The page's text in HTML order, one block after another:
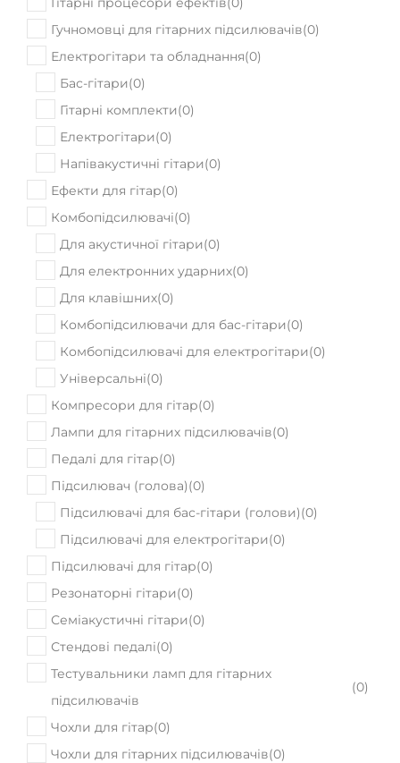
Гучномовці для гітарних підсилювачів(0)
Електрогітари та обладнання(0)
Бас-гітари(0)
Гітарні комплекти(0)
Електрогітари(0)
Напівакустичні гітари(0)
Ефекти для гітар(0)
Комбопідсилювачі(0)
Для акустичної гітари(0)
Для електронних ударних(0)
Для клавішних(0)
Комбопідсилювачи для бас-гітари(0)
Комбопідсилювачі для електрогітари(0)
Універсальні(0)
Компресори для гітар(0)
Лампи для гітарних підсилювачів(0)
Педалі для гітар(0)
Підсилювач (голова)(0)
Підсилювачі для бас-гітари (голови)(0)
Підсилювачі для електрогітари(0)
Підсилювачі для гітар(0)
Резонаторні гітари(0)
Семіакустичні гітари(0)
Стендові педалі(0)
Тестувальники ламп для гітарних
підсилювачів
(0)
Чохли для гітар(0)
Чохли для гітарних підсилювачів(0)